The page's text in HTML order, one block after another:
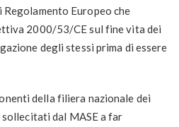
Europeo che
2000/53/CE sul fine vita dei
degli stessi prima di essere
della filiera nazionale dei
dal MASE a far